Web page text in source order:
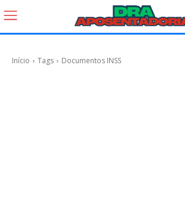
Início Tags Documentos INSS